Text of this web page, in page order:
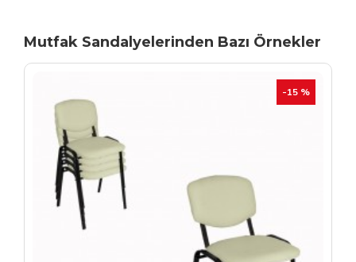
Mutfak Sandalyelerinden Bazı Örnekler
TÜKENIYOR